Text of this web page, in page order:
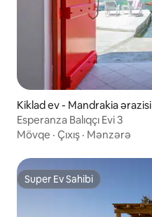
Kiklad ev - Mandrakia ərazisi
Esperanza Balıqçı Evi 3
Mövqe · Çıxış · Mənzərə
Super Ev Sahibi
Super Ev Sahibi